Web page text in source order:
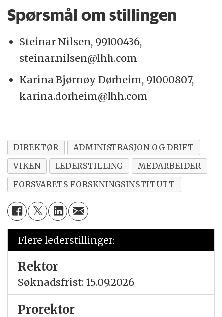
Spørsmål om stillingen
Steinar Nilsen, 99100436,
steinar.nilsen@lhh.com
Karina Bjørnøy Dørheim, 91000807,
karina.dorheim@lhh.com
DIREKTØR
ADMINISTRASJON OG DRIFT
VIKEN
LEDERSTILLING
MEDARBEIDER
FORSVARETS FORSKNINGSINSTITUTT
Flere lederstillinger:
Rektor
Søknadsfrist: 15.09.2026
Prorektor